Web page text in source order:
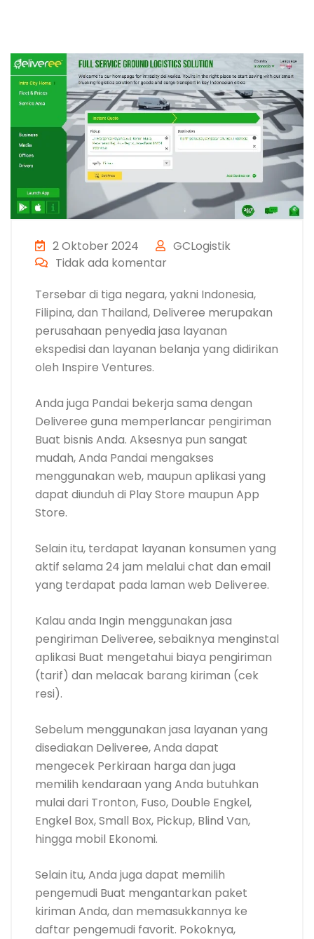
2 Oktober 2024
GCLogistik
Tidak ada komentar
Tersebar di tiga negara, yakni Indonesia,
Filipina, dan Thailand, Deliveree merupakan
perusahaan penyedia jasa layanan
ekspedisi dan layanan belanja yang didirikan
oleh Inspire Ventures.
Anda juga Pandai bekerja sama dengan
Deliveree guna memperlancar pengiriman
Buat bisnis Anda. Aksesnya pun sangat
mudah, Anda Pandai mengakses
menggunakan web, maupun aplikasi yang
dapat diunduh di Play Store maupun App
Store.
Selain itu, terdapat layanan konsumen yang
aktif selama 24 jam melalui chat dan email
yang terdapat pada laman web Deliveree.
Kalau anda Ingin menggunakan jasa
pengiriman Deliveree, sebaiknya menginstal
aplikasi Buat mengetahui biaya pengiriman
(tarif) dan melacak barang kiriman (cek
resi).
Sebelum menggunakan jasa layanan yang
disediakan Deliveree, Anda dapat
mengecek Perkiraan harga dan juga
memilih kendaraan yang Anda butuhkan
mulai dari Tronton, Fuso, Double Engkel,
Engkel Box, Small Box, Pickup, Blind Van,
hingga mobil Ekonomi.
Selain itu, Anda juga dapat memilih
pengemudi Buat mengantarkan paket
kiriman Anda, dan memasukkannya ke
daftar pengemudi favorit. Pokoknya,